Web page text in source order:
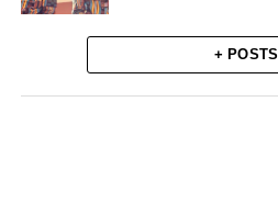
+ POSTS